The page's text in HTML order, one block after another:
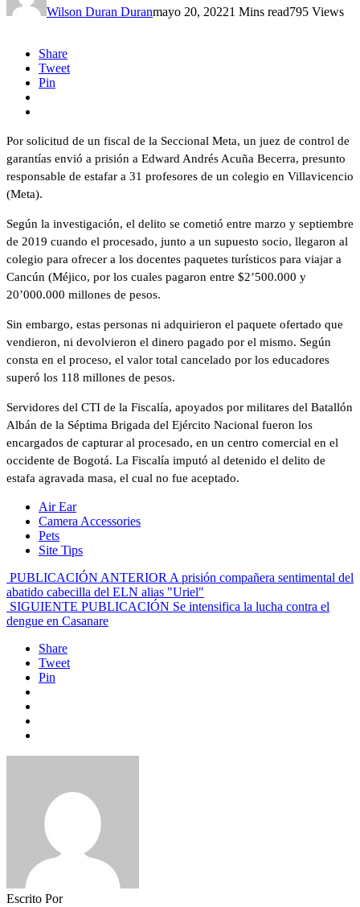
Wilson Duran Duranmayo 20, 20221 Mins read795 Views
Share
Tweet
Pin
Por solicitud de un fiscal de la Seccional Meta, un juez de control de
garantías envió a prisión a Edward Andrés Acuña Becerra, presunto
responsable de estafar a 31 profesores de un colegio en Villavicencio
(Meta).
Según la investigación, el delito se cometió entre marzo y septiembre
de 2019 cuando el procesado, junto a un supuesto socio, llegaron al
colegio para ofrecer a los docentes paquetes turísticos para viajar a
Cancún (Méjico, por los cuales pagaron entre $2’500.000 y
20’000.000 millones de pesos.
Sin embargo, estas personas ni adquirieron el paquete ofertado que
vendieron, ni devolvieron el dinero pagado por el mismo. Según
consta en el proceso, el valor total cancelado por los educadores
superó los 118 millones de pesos.
Servidores del CTI de la Fiscalía, apoyados por militares del Batallón
Albán de la Séptima Brigada del Ejército Nacional fueron los
encargados de capturar al procesado, en un centro comercial en el
occidente de Bogotá. La Fiscalía imputó al detenido el delito de
estafa agravada masa, el cual no fue aceptado.
Air Ear
Camera Accessories
Pets
Site Tips
PUBLICACIÓN ANTERIORA prisión compañera sentimental del
abatido cabecilla del ELN alias "Uriel"
SIGUIENTE PUBLICACIÓN Se intensifica la lucha contra el
dengue en Casanare
Share
Tweet
Pin
Escrito Por